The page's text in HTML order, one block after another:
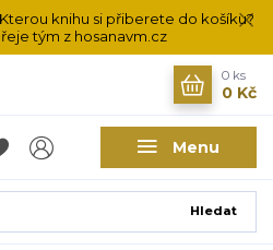
knihu si přiberete do košíku?
tým z hosanavm.cz
Menu
Hledat
0 ks
0 Kč